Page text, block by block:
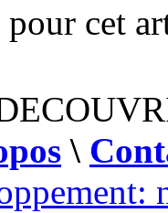
pour cet
\